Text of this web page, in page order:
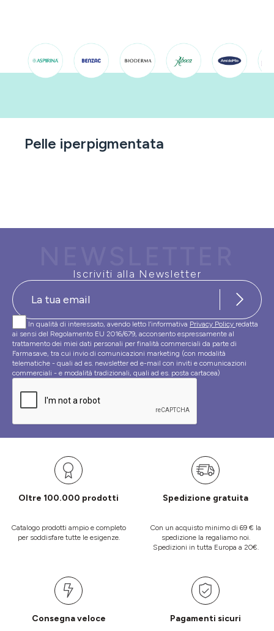
Pelle iperpigmentata
Iscriviti alla Newsletter
In qualità di interessato, avendo letto l’informativa Privacy Policy redatta
ai sensi del Regolamento EU 2016/679, acconsento espressamente al
trattamento dei miei dati personali per finalità commerciali da parte di
Farmasave, tra cui invio di comunicazioni marketing (con modalità
telematiche - quali ad es. newsletter ed e-mail con inviti e comunicazioni
commerciali - e modalità tradizionali, quali ad es. posta cartacea)
Oltre 100.000 prodotti
Catalogo prodotti ampio e completo
per soddisfare tutte le esigenze.
Spedizione gratuita
Con un acquisto minimo di 69 € la
spedizione la regaliamo noi.
Spedizioni in tutta Europa a 20€.
Consegna veloce Pagamenti sicuri